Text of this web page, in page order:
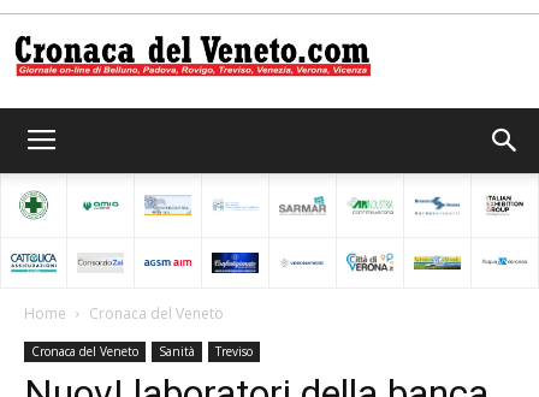
del
Home Cronaca del Veneto
Cronaca del Veneto Sanità Treviso